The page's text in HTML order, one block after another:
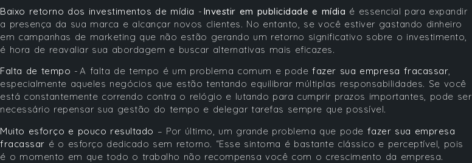
Baixo retorno dos investimentos de mídia - Investir em publicidade e mídia é essencial para expandir
a presença da sua marca e alcançar novos clientes. No entanto, se você estiver gastando dinheiro
em campanhas de marketing que não estão gerando um retorno significativo sobre o investimento,
é hora de reavaliar sua abordagem e buscar alternativas mais eficazes.
Falta de tempo - A falta de tempo é um problema comum e pode fazer sua empresa fracassar,
especialmente aqueles negócios que estão tentando equilibrar múltiplas responsabilidades. Se você
está constantemente correndo contra o relógio e lutando para cumprir prazos importantes, pode ser
necessário repensar sua gestão do tempo e delegar tarefas sempre que possível.
Muito esforço e pouco resultado – Por último, um grande problema que pode fazer sua empresa
fracassar é o esforço dedicado sem retorno. “Esse sintoma é bastante clássico e perceptível, pois
é o momento em que todo o trabalho não recompensa você com o crescimento da empresa.